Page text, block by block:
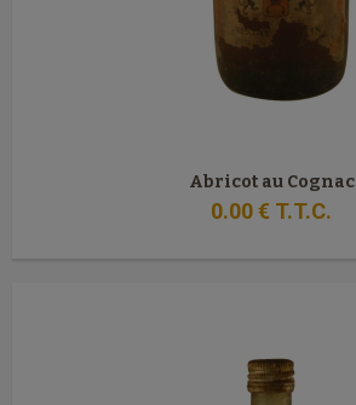
Abricot au Cognac
0.00€ T.T.C.